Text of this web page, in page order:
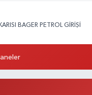
BAGER PETROL GİRİŞİ